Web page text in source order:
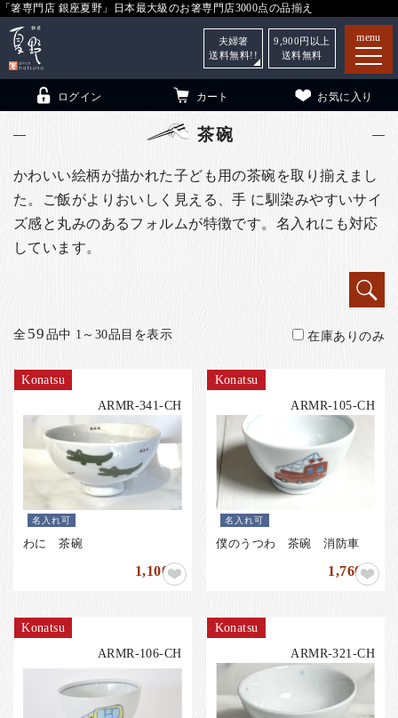
「箸専門店 銀座夏野」日本最大級のお箸専門店3000点の品揃え
menu
箸 （贈答用・自宅用）
子供和食器
ご利用ガイド
法人・飲食店のお客様
店舗紹介
お問い合わせ
お知らせ
箸ブログ
ログイン カート お気に入り
夫婦箸
送料無料!!
9,900 円以上
送料無料
茶碗
かわいい絵柄が描かれた子ども用の茶碗を取り揃えまし
た。ご飯がよりおいしく見える、手 に馴染みやすいサイ
ズ感と丸みのあるフォルムが特徴です。名入れにも対応
しています。
全59品中 1～30品目を表示 在庫ありのみ
Konatsu
ARMR-341-CH
名入れ可
わに 茶碗
1,100円
Konatsu
ARMR-105-CH
名入れ可
僕のうつわ 茶碗 消防車
1,760円
Konatsu
ARMR-106-CH
Konatsu
ARMR-321-CH